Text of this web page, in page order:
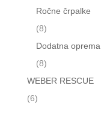
Ročne črpalke
(8)
Dodatna oprema
(8)
WEBER RESCUE
(6)